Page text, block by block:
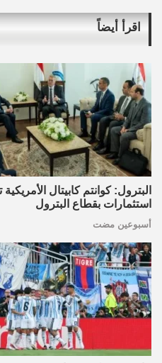
اقرأ أيضاً
البترول: كوانتم كابيتال
استثمارات بقطاع البترول
أسبوعين مضت